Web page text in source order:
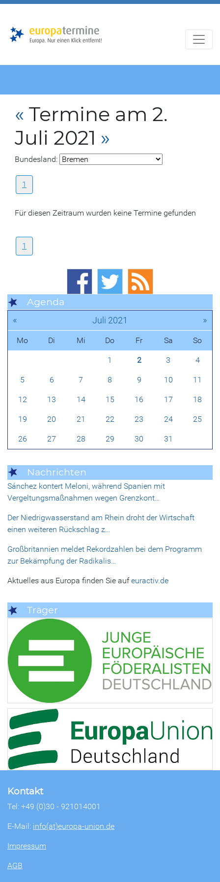
« Termine am 2.
Juli 2021 »
Bundesland:
1
Für diesen Zeitraum wurden keine Termine gefunden
1
Agenda
« Juli 2021 »
Mo Di Mi Do Fr Sa So
1 2 3 4
5 6 7 8 9 10 11
12 13 14 15 16 17 18
19 20 21 22 23 24 25
26 27 28 29 30 31
Nachrichten
Sánchez kontert Meloni, während Spanien mit
Vergeltungsmaßnahmen wegen Grenzkont…
Der Niedrigwasserstand am Rhein droht der Wirtschaft
einen weiteren Rückschlag z…
Großbritannien meldet Rekordzahlen bei dem Programm
zur Bekämpfung der Radikalis…
Aktuelles aus Europa finden Sie aufeuractiv.de
Träger
Kontakt
Tel: +49 (0)30 - 921014001
E-Mail: info(at)europa-union.de
Impressum
AGB